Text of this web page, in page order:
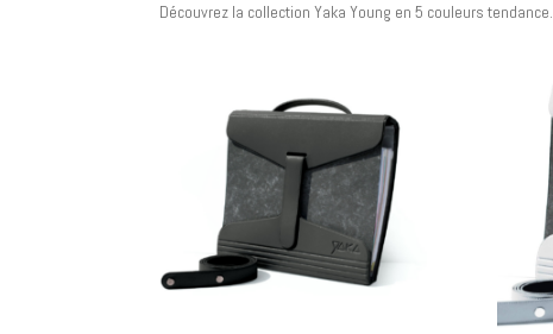
Découvrez la collection Yaka Young en 5 couleurs tendance.